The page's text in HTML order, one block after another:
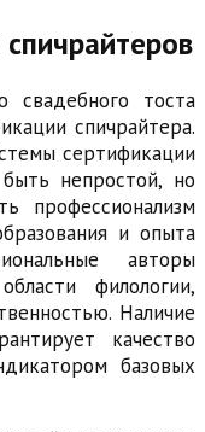
свадебного тоста
спичрайтера.
сертификации
непростой, но
профессионализм
и опыта
авторы
филологии,
Наличие
качество
базовых